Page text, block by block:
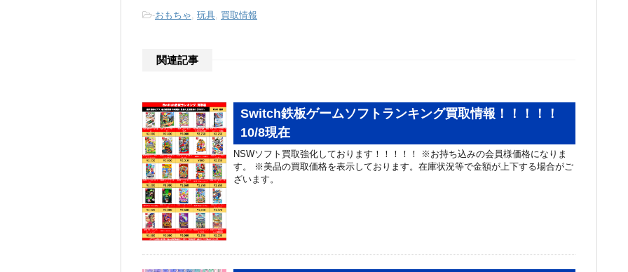
-おもちゃ, 玩具, 買取情報
関連記事
Switch鉄板ゲームソフトランキング買取情報！！！！！
10/8現在
NSWソフト買取強化しております！！！！！ ※お持ち込みの会員様価格になりま
す。 ※美品の買取価格を表示しております。在庫状況等で金額が上下する場合がご
ざいます。